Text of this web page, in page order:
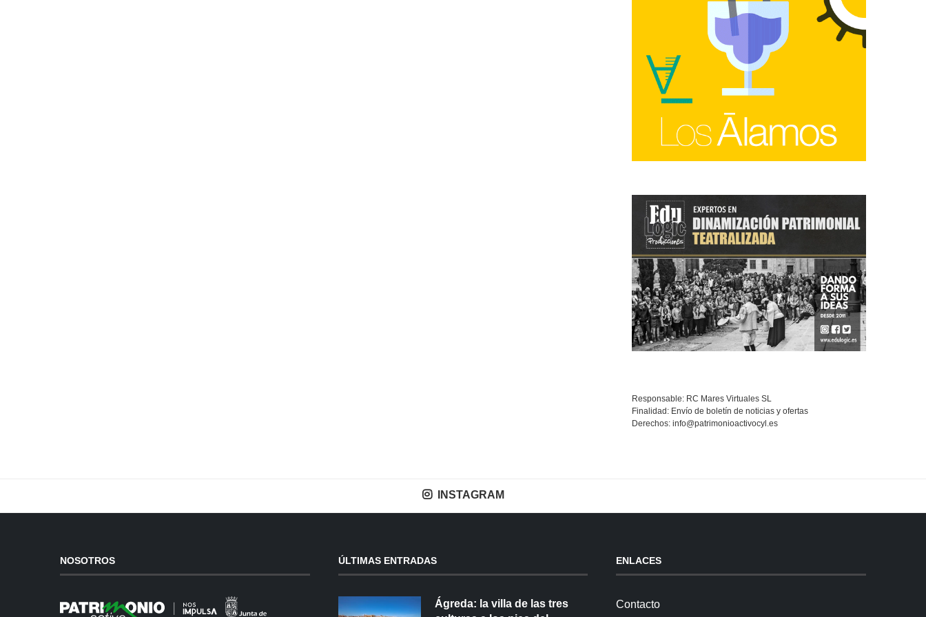
Responsable: RC Mares Virtuales SL
Finalidad: Envío de boletín de noticias y ofertas
Derechos: info@patrimonioactivocyl.es
INSTAGRAM
NOSOTROS ÚLTIMAS ENTRADAS
Ágreda: la villa de las tres
ENLACES
Contacto